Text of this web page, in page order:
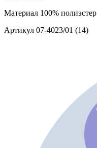
Материал 100% полиэстер
Артикул 07-4023/01 (14)